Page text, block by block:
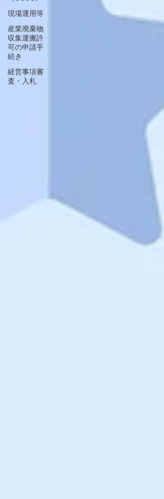
現場運用等
産業廃棄物
収集運搬許
可の申請手
続き
経営事項審
査・入札